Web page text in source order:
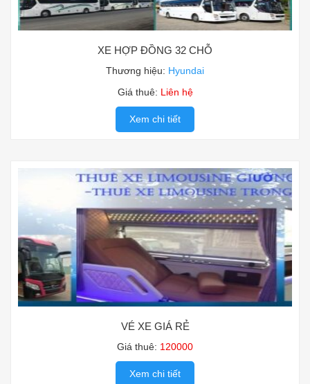
XE HỢP ĐỒNG 32 CHỖ
Thương hiệu: Hyundai
Giá thuê: Liên hệ
Xem chi tiết
VÉ XE GIÁ RẺ
Giá thuê: 120000
Xem chi tiết